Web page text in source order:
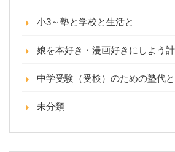
小3～塾と学校と生活と
娘を本好き・漫画好きにしよう
中学受験（受検）のための塾代
未分類